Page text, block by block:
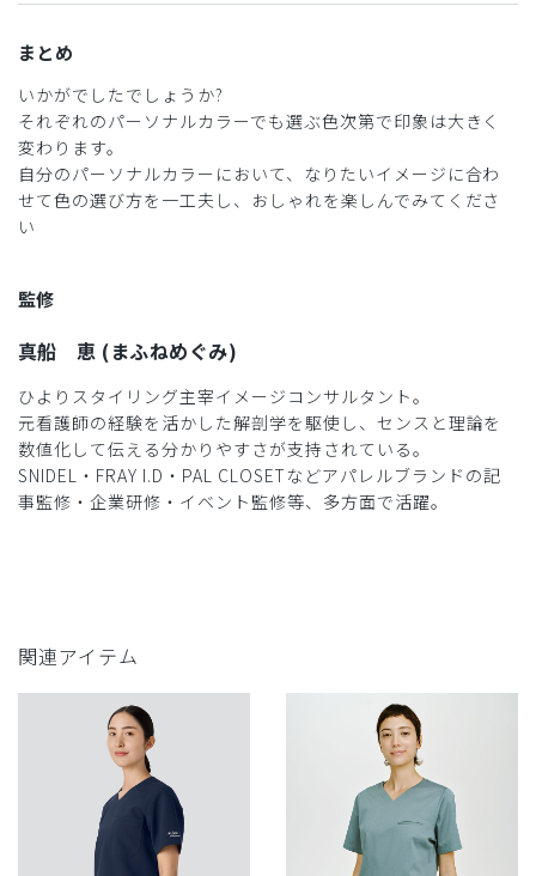
まとめ
いかがでしたでしょうか?
それぞれのパーソナルカラーでも選ぶ色次第で印象は大きく
変わります。
自分のパーソナルカラーにおいて、なりたいイメージに合わ
せて色の選び方を一工夫し、おしゃれを楽しんでみてくださ
い
監修
真船 恵 (まふねめぐみ)
ひよりスタイリング主宰イメージコンサルタント。
元看護師の経験を活かした解剖学を駆使し、センスと理論を
数値化して伝える分かりやすさが支持されている。
SNIDEL・FRAY I.D・PAL CLOSETなどアパレルブランドの記
事監修・企業研修・イベント監修等、多方面で活躍。
関連アイテム